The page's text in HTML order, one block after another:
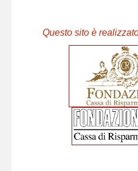
Questo sito è